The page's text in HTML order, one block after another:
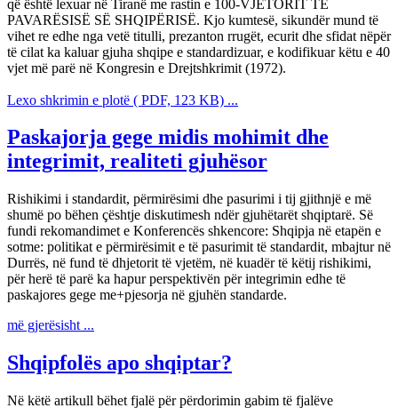
që është lexuar në Tiranë me rastin e 100-VJETORIT TË
PAVARËSISË SË SHQIPËRISË. Kjo kumtesë, sikundër mund të
vihet re edhe nga vetë titulli, prezanton rrugët, ecurit dhe sfidat nëpër
të cilat ka kaluar gjuha shqipe e standardizuar, e kodifikuar këtu e 40
vjet më parë në Kongresin e Drejtshkrimit (1972).
Lexo shkrimin e plotë ( PDF, 123 KB) ...
Paskajorja gege midis mohimit dhe
integrimit, realiteti gjuhësor
Rishikimi i standardit, përmirësimi dhe pasurimi i tij gjithnjë e më
shumë po bëhen çështje diskutimesh ndër gjuhëtarët shqiptarë. Së
fundi rekomandimet e Konferencës shkencore: Shqipja në etapën e
sotme: politikat e përmirësimit e të pasurimit të standardit, mbajtur në
Durrës, në fund të dhjetorit të vjetëm, në kuadër të këtij rishikimi,
për herë të parë ka hapur perspektivën për integrimin edhe të
paskajores gege me+pjesorja në gjuhën standarde.
më gjerësisht ...
Shqipfolës apo shqiptar?
Në këtë artikull bëhet fjalë për përdorimin gabim të fjalëve